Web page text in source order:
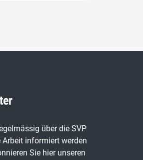
über die SVP
Arbeit informiert werden
Sie hier unseren